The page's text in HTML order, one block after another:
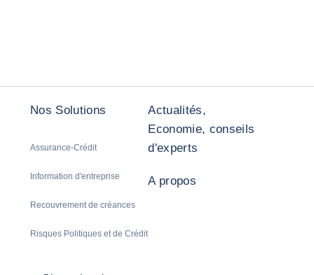
Nos Solutions
Assurance-Crédit
Information d'entreprise
Recouvrement de créances
Risques Politiques et de Crédit
Actualités,
Economie, conseils
d'experts
A propos